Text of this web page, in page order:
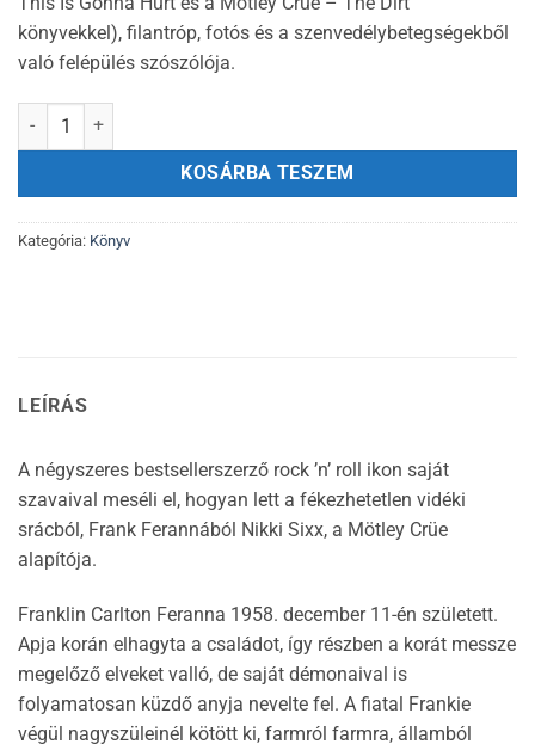
könyvekkel), filantróp, fotós és a szenvedélybetegségekből
való felépülés szószólója.
Nikki Sixx: Az első 21 mennyiség
KOSÁRBA TESZEM
Kategória: Könyv
LEÍRÁS
A négyszeres bestsellerszerző rock ’n’ roll ikon saját
szavaival meséli el, hogyan lett a fékezhetetlen vidéki
srácból, Frank Ferannából Nikki Sixx, a Mötley Crüe
alapítója.
Franklin Carlton Feranna 1958. december 11-én született.
Apja korán elhagyta a családot, így részben a korát messze
megelőző elveket valló, de saját démonaival is
folyamatosan küzdő anyja nevelte fel. A fiatal Frankie
végül nagyszüleinél kötött ki, farmról farmra, államból